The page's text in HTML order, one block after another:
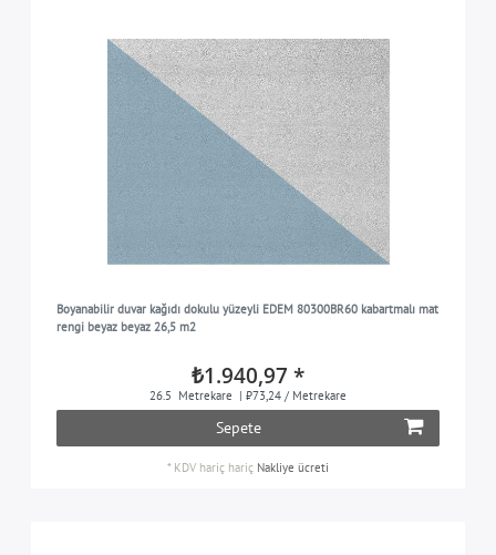
Boyanabilir duvar kağıdı dokulu yüzeyli EDEM 80300BR60 kabartmalı mat
rengi beyaz beyaz 26,5 m2
₺1.940,97 *
26.5 Metrekare | ₺73,24 / Metrekare
Sepete
* KDV hariç hariç Nakliye ücreti